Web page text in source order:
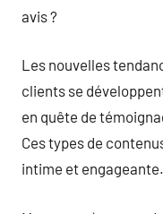
avis ?
Les nouvelles
clients se
en quête de
Ces types de
intime et engageante.